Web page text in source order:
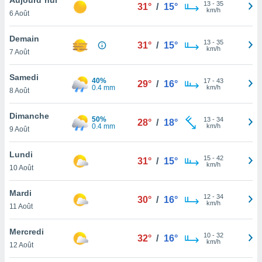
et
»,
au
vous
qu'ils
ou
le
ainsi
un
la
du
6 Août
31° / 15° 13- 35
km/h
Demain
7 Août
31° / 15° 13- 35
km/h
Samedi
8 Août
40%
0.4 mm
29° / 16° 17- 43
km/h
Dimanche
9 Août
50%
0.4 mm
28° / 18° 13- 34
km/h
Lundi
10 Août
31° / 15° 15- 42
km/h
Mardi
11 Août
30° / 16° 12- 34
km/h
Mercredi
12 Août
32° / 16° 10- 32
km/h